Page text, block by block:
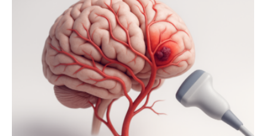
anderem zur Unterstützung der
Industrieforschungsprogramme Industrielle
Gemeinschaftsforschung (IGF), Zentrales
Innovationsprogramm Mittelstand (ZIM) und
Innovationskompetenz INNO-KOM. Auf dem
Innovationstag Mittelstand 2025 am 5. Juni 2025 in
Berlin überbrachte das Bundesministerium für
Wirtschaft und Energie eine gute Nachricht:
Überplanmäßige Verpflichtungsermächtigungen in